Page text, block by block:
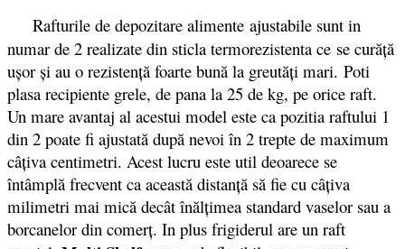
Rafturile de depozitare alimente ajustabile sunt in
numar de 2 realizate din sticla termorezistenta ce se curăță
ușor și au o rezistență foarte bună la greutăți mari. Poti
plasa recipiente grele, de pana la 25 de kg, pe orice raft.
Un mare avantaj al acestui model este ca pozitia raftului 1
din 2 poate fi ajustată după nevoi în 2 trepte de maximum
câţiva centimetri. Acest lucru este util deoarece se
întâmplă frecvent ca această distanţă să fie cu câţiva
milimetri mai mică decât înălţimea standard vaselor sau a
borcanelor din comerţ. In plus frigiderul are un raft